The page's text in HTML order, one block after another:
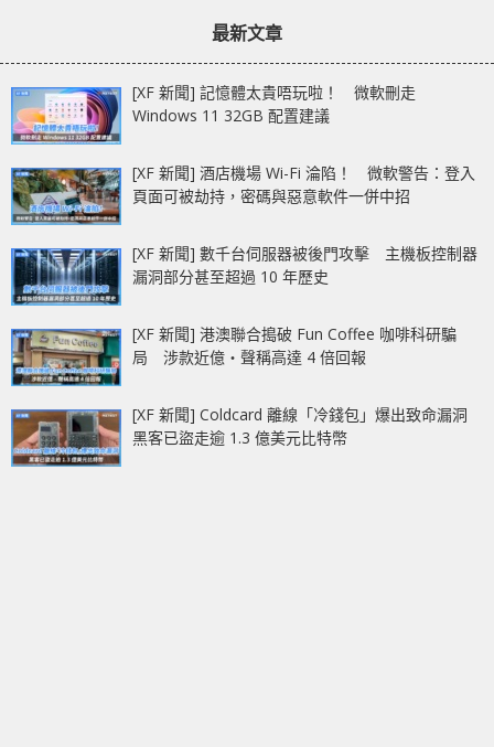
最新文章
[XF 新聞] 記憶體太貴唔玩啦！ 微軟刪走
Windows 11 32GB 配置建議
[XF 新聞] 酒店機場 Wi-Fi 淪陷！ 微軟警告：登入
頁面可被劫持，密碼與惡意軟件一併中招
[XF 新聞] 數千台伺服器被後門攻擊 主機板控制器
漏洞部分甚至超過 10 年歷史
[XF 新聞] 港澳聯合搗破 Fun Coffee 咖啡科研騙
局 涉款近億‧聲稱高達 4 倍回報
[XF 新聞] Coldcard 離線「冷錢包」爆出致命漏洞
黑客已盜走逾 1.3 億美元比特幣